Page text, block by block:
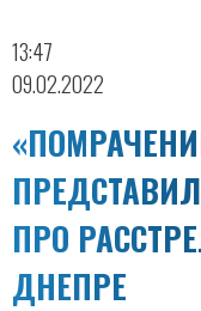
13:47
09.02.2022
ПРО
ДНЕПРЕ